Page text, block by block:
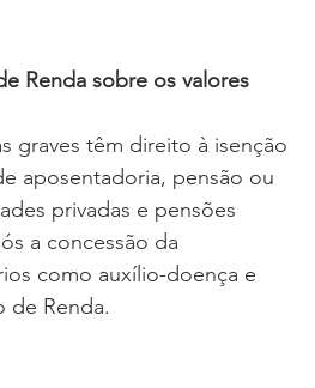
Renda sobre os valores
graves têm direito à isenção
aposentadoria, pensão ou
privadas e pensões
a concessão da
como auxílio-doença e
de Renda.